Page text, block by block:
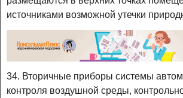
источниками возможной утечки
34. Вторичные приборы системы
контроля воздушной среды,